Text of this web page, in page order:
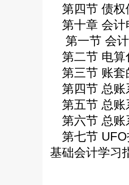
第四节 债权
第十章 会计
第一节 会计
第二节 电算
第三节 账套
第四节 总账
第五节 总账
第六节 总账
第七节 UFO
基础会计学习